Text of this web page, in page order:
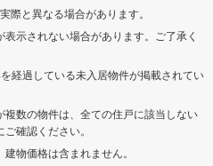
際と異なる場合があります。
示されない場合があります。ご了承く
経過している未入居物件が掲載されてい
複数の物件は、全ての住戸に該当しない
確認ください。
物価格は含まれません。